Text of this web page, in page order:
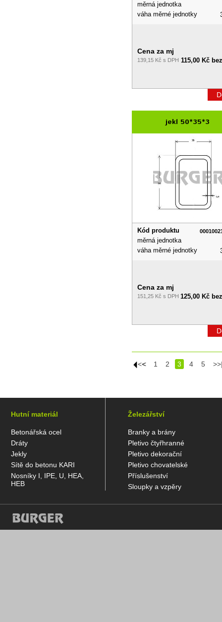
měrná jednotka
váha měrné jednotky
Cena za mj
139,15 Kč s DPH 115,00 Kč
jekl 50*35*3
Kód produktu
měrná jednotka
váha měrné jednotky
Cena za mj
151,25 Kč s DPH 125,00 Kč
|<<
< 1 2 3 4 5
Hutní materiál
Betonářská ocel
Dráty
Jekly
Sítě do betonu KARI
Nosníky I, IPE, U, HEA,
HEB
Železářství
Branky a brány
Pletivo čtyřhranné
Pletivo dekorační
Pletivo chovatelské
Příslušenství
Sloupky a vzpěry